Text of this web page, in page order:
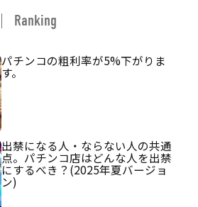
Ranking
パチンコの粗利率が5%下がりま
す。
出禁になる人・ならない人の共通
点。パチンコ店はどんな人を出禁
にするべき？(2025年夏バージョ
ン)